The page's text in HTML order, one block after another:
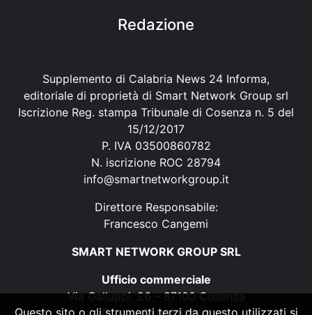
Redazione
Supplemento di Calabria News 24 Informa,
editoriale di proprietà di Smart Network Group srl
Iscrizione Reg. stampa Tribunale di Cosenza n. 5 del
15/12/2017
P. IVA 03500860782
N. iscrizione ROC 28794
info@smartnetworkgroup.it
Direttore Responsabile:
Francesco Cangemi
SMART NETWORK GROUP SRL
Ufficio commerciale
Via Galluppi, 26 – 87100 Cosenza
Questo sito o gli strumenti terzi da questo utilizzati si